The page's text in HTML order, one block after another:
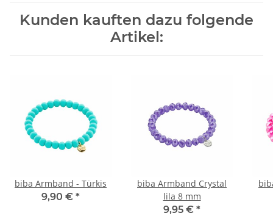
Kunden kauften dazu folgende
Artikel:
biba Armband - Türkis
9,90 € *
biba Armband Crystal
lila 8 mm
9,95 € *